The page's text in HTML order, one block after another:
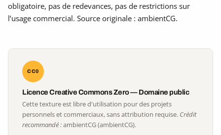
obligatoire, pas de redevances, pas de restrictions sur
l’usage commercial. Source originale : ambientCG.
CC0
Licence Creative Commons Zero — Domaine public
Cette texture est libre d'utilisation pour des projets
personnels et commerciaux, sans attribution requise. Crédit
recommandé :ambientCG (ambientCG).